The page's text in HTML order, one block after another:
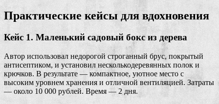
Практические кейсы для вдохновения
Кейс 1. Маленький садовый бокс из дерева
Автор использовал недорогой строганный брус, покрытый
антисептиком, и установил несколькодеревянных полок и
крючков. В результате — компактное, уютное место с
высоким уровнем хранения и отличной вентиляцией. Затраты
— около 10 000 рублей. Время — 2 дня.